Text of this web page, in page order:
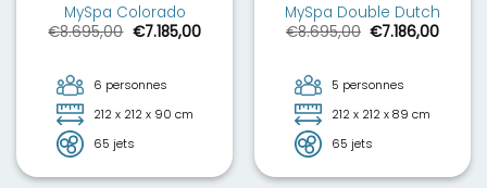
MySpa Colorado
€8.695,00 Le
€8.695,00.
€7.185,00Le
6 personnes
212 x 212 x 90 cm
65 jets
MySpa Double Dutch
€8.695,00 Le
€8.695,00.
€7.186,00Le
5 personnes
212 x 212 x 89 cm
65 jets